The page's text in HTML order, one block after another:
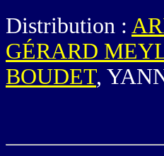
Distribution :
GÉRARD
BOUDET,